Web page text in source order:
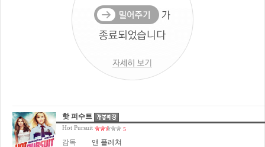
핫 퍼수트
Hot Pursuit 5
감독
앤 플레쳐